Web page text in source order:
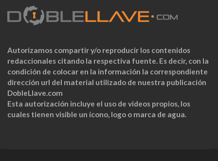
Autorizamos compartir y/o reproducir los contenidos
redaccionales citando la respectiva fuente. Es decir, con la
condición de colocar en la información la correspondiente
dirección url del material utilizado de nuestra publicación
DobleLlave.com
Esta autorización incluye el uso de videos propios, los
cuales tienen visible un ícono, logo o marca de agua.